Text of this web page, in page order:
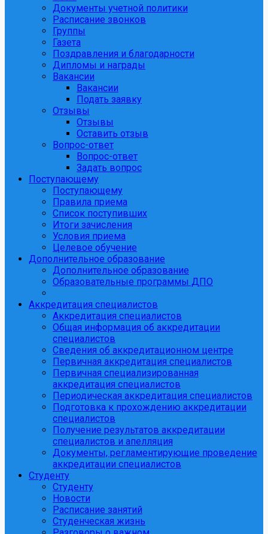
Документы учетной политики
Расписание звонков
Группы
Газета
Поздравления и благодарности
Дипломы и награды
Вакансии
Вакансии
Подать заявку
Отзывы
Отзывы
Оставить отзыв
Вопрос-ответ
Вопрос-ответ
Задать вопрос
Поступающему
Поступающему
Правила приема
Список поступивших
Итоги зачисления
Условия приема
Целевое обучение
Дополнительное образование
Дополнительное образование
Образовательные программы ДПО
Аккредитация специалистов
Аккредитация специалистов
Общая информация об аккредитации
специалистов
Сведения об аккредитационном центре
Первичная аккредитация специалистов
Первичная специализированная
аккредитация специалистов
Периодическая аккредитация специалистов
Подготовка к прохождению аккредитации
специалистов
Получение результатов аккредитации
специалистов и апелляция
Документы, регламентирующие проведение
аккредитации специалистов
Студенту
Студенту
Новости
Расписание занятий
Студенческая жизнь